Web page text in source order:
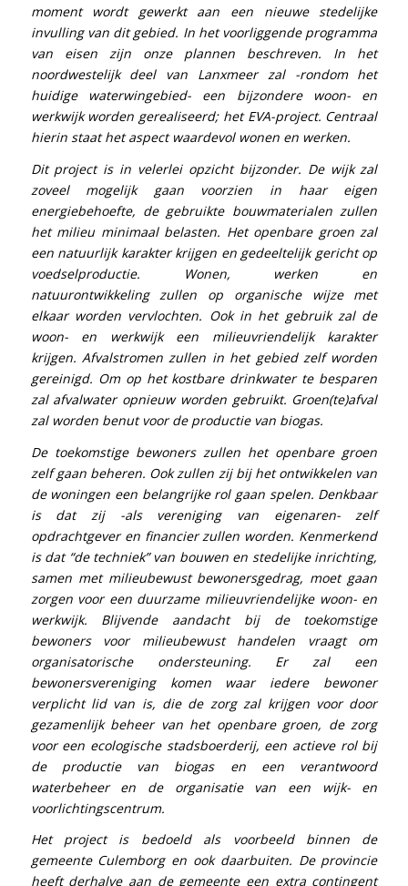
moment wordt gewerkt aan een nieuwe stedelijke
invulling van dit gebied. In het voorliggende programma
van eisen zijn onze plannen beschreven. In het
noordwestelijk deel van Lanxmeer zal -rondom het
huidige waterwingebied- een bijzondere woon- en
werkwijk worden gerealiseerd; het EVA-project. Centraal
hierin staat het aspect waardevol wonen en werken.
Dit project is in velerlei opzicht bijzonder. De wijk zal
zoveel mogelijk gaan voorzien in haar eigen
energiebehoefte, de gebruikte bouwma­terialen zullen
het milieu minimaal belasten. Het openbare groen zal
een natuurlijk karakter krijgen en gedeeltelijk gericht op
voedselpro­ductie. Wonen, werken en
natuurontwikkeling zullen op organische wijze met
elkaar worden vervlochten. Ook in het gebruik zal de
woon- en werkwijk een milieuvriendelijk karakter
krijgen. Afvalstromen zullen in het gebied zelf worden
gereinigd. Om op het kostbare drinkwater te besparen
zal afvalwater opnieuw worden gebruikt. Groen(te)afval
zal worden benut voor de productie van biogas.
De toekomstige bewoners zullen het openbare groen
zelf gaan beheren. Ook zullen zij bij het ontwikkelen van
de woningen een belangrijke rol gaan spelen. Denkbaar
is dat zij -als vereniging van eigenaren- zelf
opdrachtgever en financier zullen worden. Kenmerkend
is dat “de techniek” van bouwen en stedelijke inrichting,
samen met milieubewust bewonersgedrag, moet gaan
zorgen voor een duurzame milieuvriendelijke woon- en
werkwijk. Blijvende aandacht bij de toekomstige
bewoners voor milieubewust handelen vraagt om
organisatorische ondersteuning. Er zal een
bewonersvereniging komen waar iedere bewoner
verplicht lid van is, die de zorg zal krijgen voor door
gezamenlijk beheer van het openbare groen, de zorg
voor een ecologische stadsboerderij, een actieve rol bij
de productie van biogas en een verantwoord
waterbeheer en de organisatie van een wijk- en
voorlichtingscentrum.
Het project is bedoeld als voorbeeld binnen de
gemeente Culemborg en ook daarbuiten. De provincie
heeft derhalve aan de gemeente een extra contingent